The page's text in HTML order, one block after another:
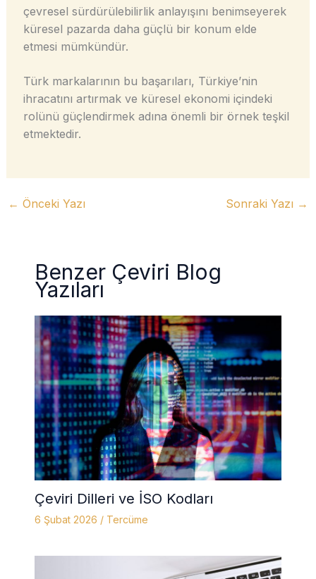
çevresel sürdürülebilirlik anlayışını benimseyerek
küresel pazarda daha güçlü bir konum elde
etmesi mümkündür.
Türk markalarının bu başarıları, Türkiye’nin
ihracatını artırmak ve küresel ekonomi içindeki
rolünü güçlendirmek adına önemli bir örnek teşkil
etmektedir.
← Önceki Yazı Sonraki Yazı →
Benzer Çeviri Blog
Yazıları
Çeviri Dilleri ve İSO Kodları
6 Şubat 2026 / Tercüme